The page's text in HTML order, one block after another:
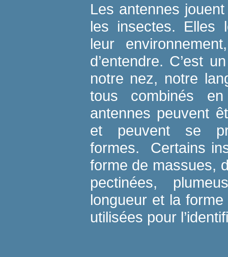
Les antennes
les insectes. Elles
leur
d’entendre. C’est
notre nez, notre
tous combinés
antennes peuvent
et peuvent se
formes. Certains
forme de massues,
pectinées,
longueur et la
utilisées pour